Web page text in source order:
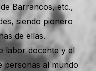
Barrancos, etc.,
siendo pionero
de ellas.
labor docente y el
personas al mundo